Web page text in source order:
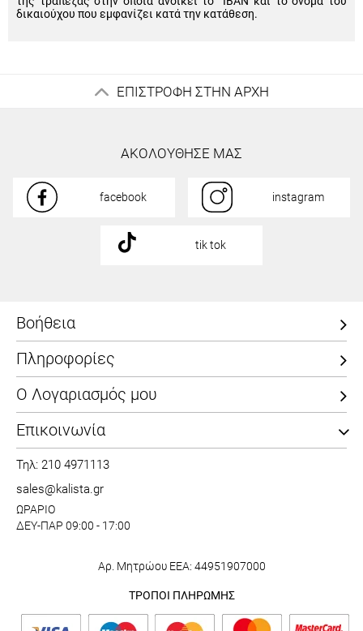
δικαιούχου που εμφανίζει κατά την κατάθεση.
ΕΠΙΣΤΡΟΦΗ ΣΤΗΝ ΑΡΧΗ
ΑΚΟΛΟΥΘΗΣΕ ΜΑΣ
facebook instagram
tik tok
Βοήθεια
Πληροφορίες
Ο Λογαριασμός μου
Επικοινωνία
Τηλ: 210 4971113
sales@kalista.gr
ΩΡΑΡΙΟ
ΔΕΥ-ΠΑΡ 09:00 - 17:00
Αρ. Μητρώου ΕΕΑ: 44951907000
ΤΡΟΠΟΙ ΠΛΗΡΩΜΗΣ